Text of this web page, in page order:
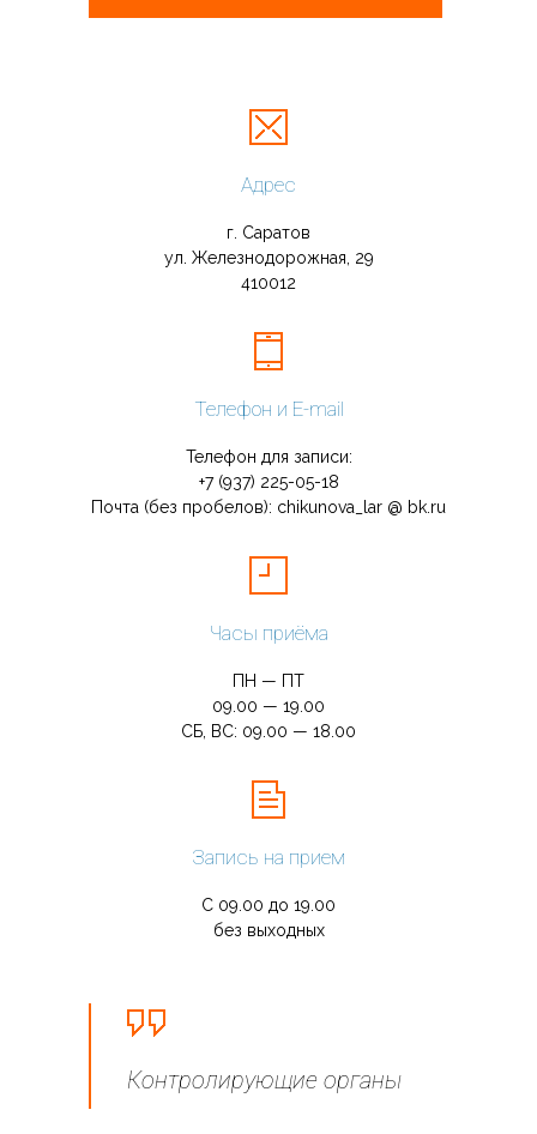
Адрес
г. Саратов
ул. Железнодорожная, 29
410012
Телефон и E-mail
Телефон для записи:
+7 (937) 225-05-18
Почта (без пробелов): chikunova_lar @ bk.ru
Часы приёма
ПН — ПТ
09.00 — 19.00
СБ, ВС: 09.00 — 18.00
Запись на прием
С 09.00 до 19.00
без выходных
Контролирующие органы